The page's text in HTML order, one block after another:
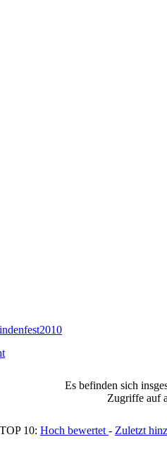
Es befinden sich
Zugriffe auf
TOP 10: Hoch bewertet - Zuletzt